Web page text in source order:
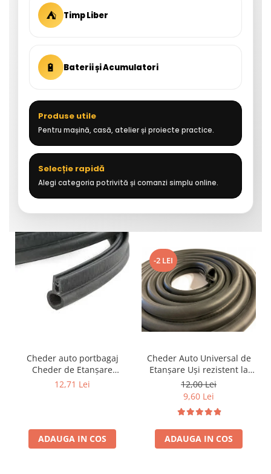
⛺ Timp Liber
🔋 Baterii și Acumulatori
Produse utile
Pentru mașină, casă, atelier și proiecte practice.
Selecție rapidă
Alegi categoria potrivită și comanzi simplu online.
Cheder auto portbagaj
Cheder de Etanșare
Profesional din Cauciuc -
Liniar
12,71 Lei
ADAUGA IN COS
-2 LEI
Cheder Auto Universal de
Etanșare Uși rezistent la
intemperii, raze UV,
îmbătrânire și temperaturi
12,00 Lei
9,60 Lei
ADAUGA IN COS